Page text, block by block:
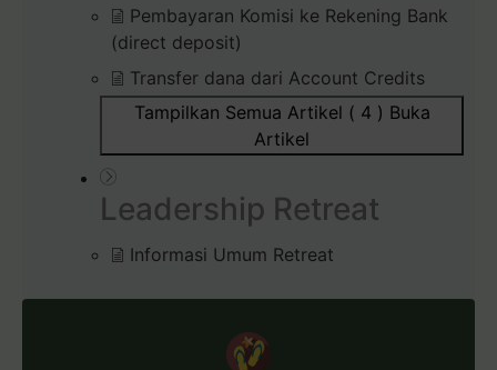
Pembayaran Komisi ke Rekening Bank
(direct deposit)
Transfer dana dari Account Credits
Tampilkan Semua Artikel ( 4 ) Buka
Artikel
Leadership Retreat
Informasi Umum Retreat